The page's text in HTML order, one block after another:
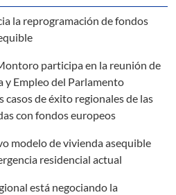
la reprogramación de fondos
participa en la reunión de
y Empleo del Parlamento
casos de éxito regionales de las
con fondos europeos
modelo de vivienda asequible
residencial actual
está negociando la